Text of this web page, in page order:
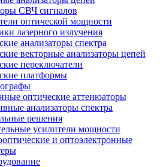
СВЧ сигналов
оптической мощности
лазерного излучения
анализаторы спектра
векторные анализаторы цепей
переключатели
платформы
оптические аттенюаторы
анализаторы спектра
решения
усилители мощности
и оптоэлектронные